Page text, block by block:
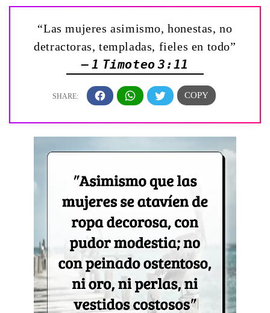
“Las mujeres asimismo, honestas, no
detractoras, templadas, fieles en todo”
— 1 Timoteo 3:11